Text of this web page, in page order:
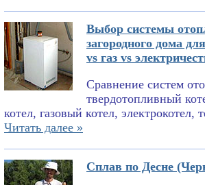
Выбор системы
загородного дома
vs газ vs
Сравнение систем
твердотопливный
котел, газовый котел, электрокотел,
Читать далее »
Сплав по Десне